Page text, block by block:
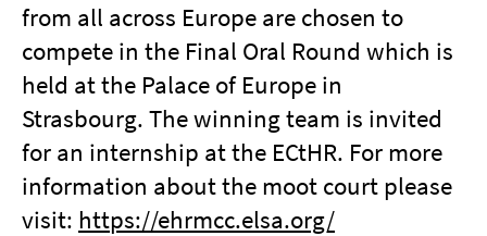
from all across Europe are chosen to
compete in the Final Oral Round which is
held at the Palace of Europe in
Strasbourg. The winning team is invited
for an internship at the ECtHR. For more
information about the moot court please
visit: https://ehrmcc.elsa.org/